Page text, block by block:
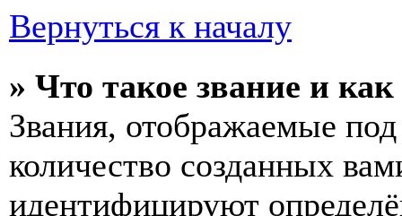
Вернуться к началу
» Что такое звание и
Звания, отображаемые
количество созданных
идентифицируют